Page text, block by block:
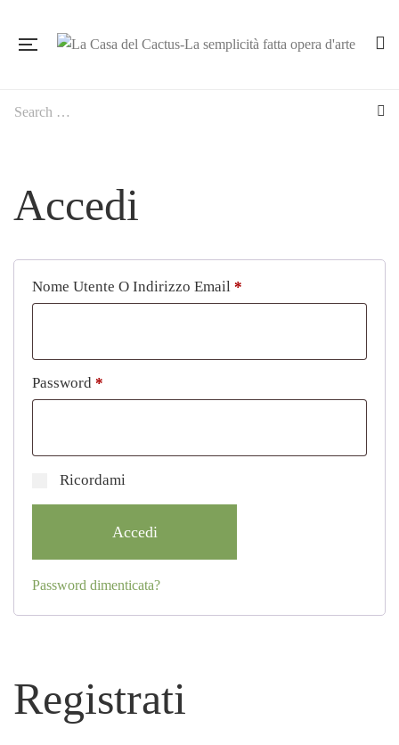
Accedi
Nome Utente O Indirizzo Email *
Password *
Ricordami
Accedi
Password dimenticata?
Registrati